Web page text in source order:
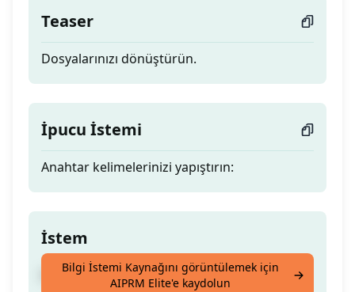
Teaser
Dosyalarınızı dönüştürün.
İpucu İstemi
Anahtar kelimelerinizi yapıştırın:
İstem
Dosyalarınızı dönüştürün.
Bilgi İstemi Kaynağını görüntülemek için
AIPRM Elite'e kaydolun